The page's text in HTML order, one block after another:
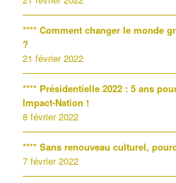
**** Comment changer le monde
?
21 février 2022
**** Présidentielle 2022 : 5 ans
Impact-Nation !
8 février 2022
**** Sans renouveau culturel,
7 février 2022